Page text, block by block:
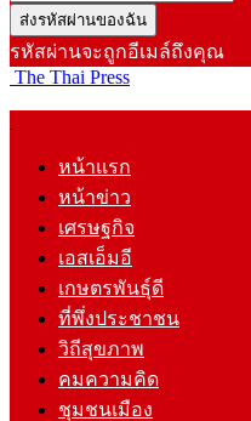
รหัสผ่านจะถูกอีเมล์ถึงคุณ
The Thai Press
หน้าแรก
หน้าข่าว
เศรษฐกิจ
เอสเอ็มอี
เกษตรพันธุ์ดี
ที่พึ่งประชาชน
วิถีสุขภาพ
คมความคิด
ชุมชนเมือง